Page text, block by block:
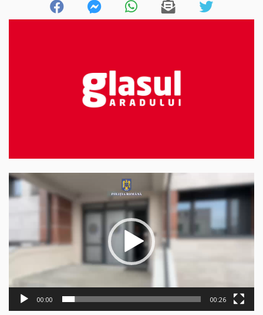
Player
video
00:00 00:26